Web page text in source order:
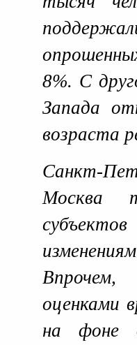
8%. С
Запада
возраста
Санкт-
Москва
Впрочем,
оценками
на фоне